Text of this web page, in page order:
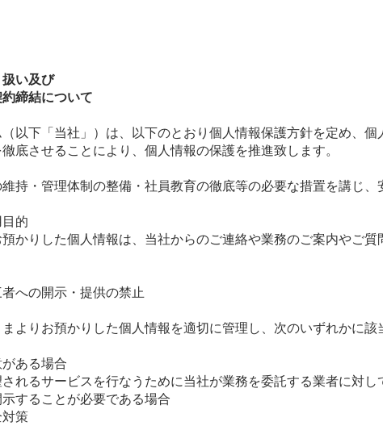
い及び
締結について
以下「当社」）は、以下のとおり個人情報保護方針を定め、
底させることにより、個人情報の保護を推進致します。
持・管理体制の整備・社員教育の徹底等の必要な措置を講じ
的
かりした個人情報は、当社からのご連絡や業務のご案内やご
への開示・提供の禁止
よりお預かりした個人情報を適切に管理し、次のいずれかに
ある場合
れるサービスを行なうために当社が業務を委託する業者に対し
することが必要である場合
策